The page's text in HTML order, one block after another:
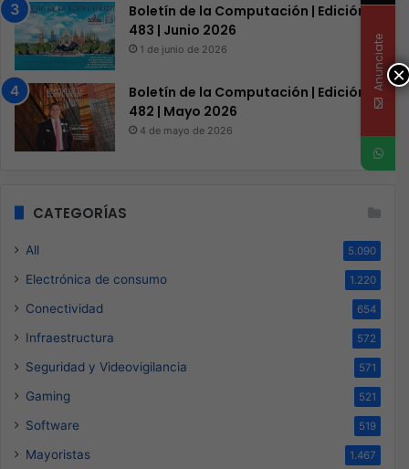
Boletín de la Computación | Edición
483 | Junio 2026
1 de junio de 2026
Boletín de la Computación | Edición
482 | Mayo 2026
4 de mayo de 2026
CATEGORÍAS
All 5.090
Electrónica de consumo 1.220
Conectividad 654
Infraestructura 572
Seguridad y Videovigilancia 571
Gaming 521
Software 519
Mayoristas 1.467
×
Anunciate